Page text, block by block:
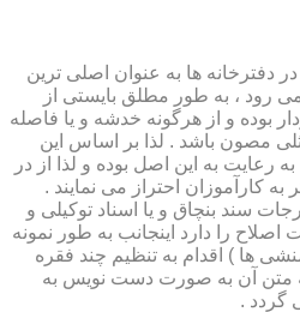
در دفترخانه ها به عنوان اصلی ترین
رود ، به طور مطلق بایستی از
بوده و از هرگونه خدشه و یا فاصله
مصون باشد . لذا بر اساس این
رعایت به این اصل بوده و لذا از در
به کارآموزان احتراز می نمایند .
سند بنچاق و یا اسناد توکیلی و
اصلاح را دارد اینجانب به طور نمونه
ها ) اقدام به تنظیم چند فقره
متن آن به صورت دست نویس به
گردد .